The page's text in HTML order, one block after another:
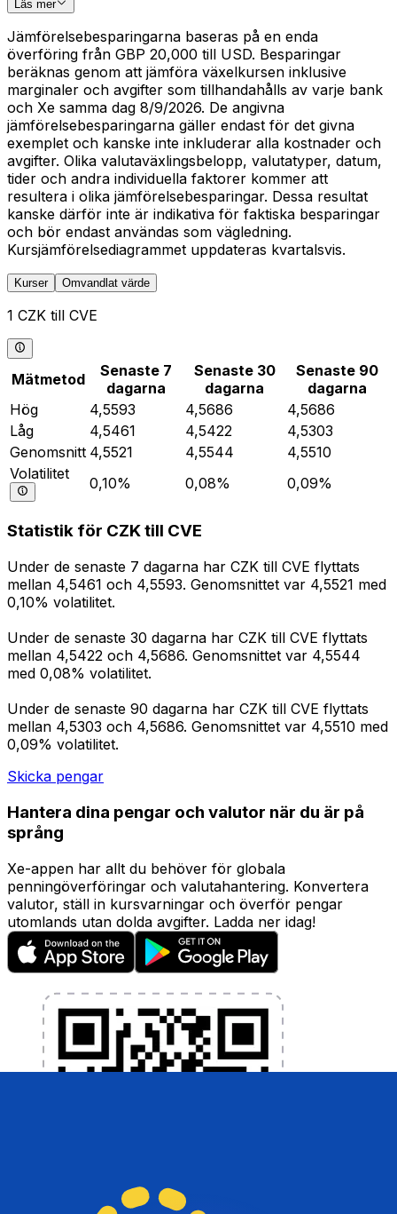
Läs mer
Jämförelsebesparingarna baseras på en enda
överföring från GBP 20,000 till USD. Besparingar
beräknas genom att jämföra växelkursen inklusive
marginaler och avgifter som tillhandahålls av varje bank
och Xe samma dag 8/9/2026. De angivna
jämförelsebesparingarna gäller endast för det givna
exemplet och kanske inte inkluderar alla kostnader och
avgifter. Olika valutaväxlingsbelopp, valutatyper, datum,
tider och andra individuella faktorer kommer att
resultera i olika jämförelsebesparingar. Dessa resultat
kanske därför inte är indikativa för faktiska besparingar
och bör endast användas som vägledning.
Kursjämförelsediagrammet uppdateras kvartalsvis.
Kurser Omvandlat värde
1 CZK till CVE
Mätmetod
Senaste 7
dagarna
Senaste 30
dagarna
Senaste 90
dagarna
Hög
4,5593 4,5686
4,5686
Låg
4,5461 4,5422
4,5303
Genomsnitt 4,5521 4,5544
4,5510
Volatilitet
0,10% 0,08% 0,09%
Statistik för CZK till CVE
Under de senaste 7 dagarna har CZK till CVE flyttats
mellan 4,5461 och 4,5593. Genomsnittet var 4,5521 med
0,10% volatilitet.
Under de senaste 30 dagarna har CZK till CVE flyttats
mellan 4,5422 och 4,5686. Genomsnittet var 4,5544
med 0,08% volatilitet.
Under de senaste 90 dagarna har CZK till CVE flyttats
mellan 4,5303 och 4,5686. Genomsnittet var 4,5510 med
0,09% volatilitet.
Skicka pengar
Hantera dina pengar och valutor när du är på
språng
Xe-appen har allt du behöver för globala
penningöverföringar och valutahantering. Konvertera
valutor, ställ in kursvarningar och överför pengar
utomlands utan dolda avgifter. Ladda ner idag!